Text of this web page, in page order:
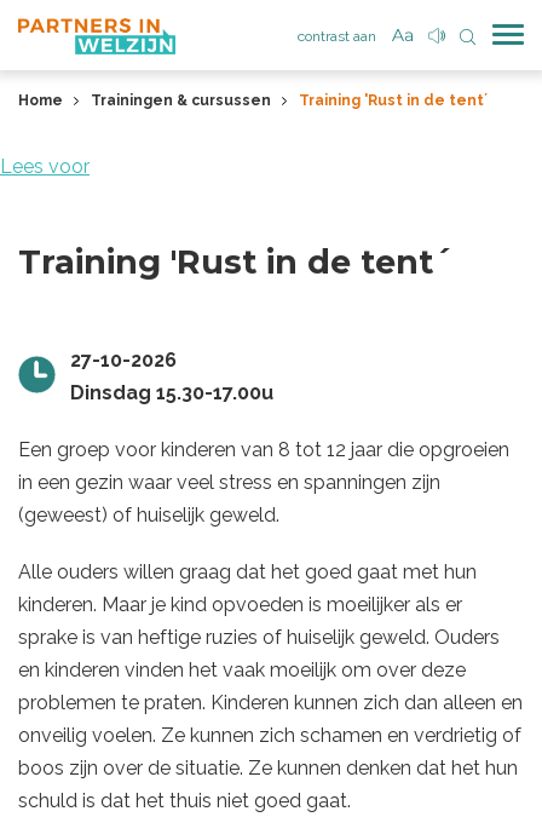
contrast aan
Home Trainingen & cursussen Training 'Rust in de tent´
Lees voor
Training 'Rust in de tent´
27-10-2026
Dinsdag 15.30-17.00u
Een groep voor kinderen van 8 tot 12 jaar die opgroeien
in een gezin waar veel stress en spanningen zijn
(geweest) of huiselijk geweld.
Alle ouders willen graag dat het goed gaat met hun
kinderen. Maar je kind opvoeden is moeilijker als er
sprake is van heftige ruzies of huiselijk geweld. Ouders
en kinderen vinden het vaak moeilijk om over deze
problemen te praten. Kinderen kunnen zich dan alleen en
onveilig voelen. Ze kunnen zich schamen en verdrietig of
boos zijn over de situatie. Ze kunnen denken dat het hun
schuld is dat het thuis niet goed gaat.